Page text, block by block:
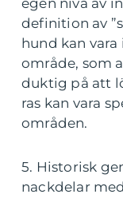
egen nivå av
definition av
hund kan
område, som
duktig på att
ras kan vara
områden.
5. Historisk
nackdelar